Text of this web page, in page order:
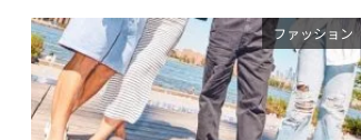
ファッション